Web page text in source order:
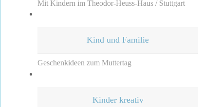
Mit Kindern im Theodor-Heuss-Haus / Stuttgart
Kind und Familie
Geschenkideen zum Muttertag
Kinder kreativ